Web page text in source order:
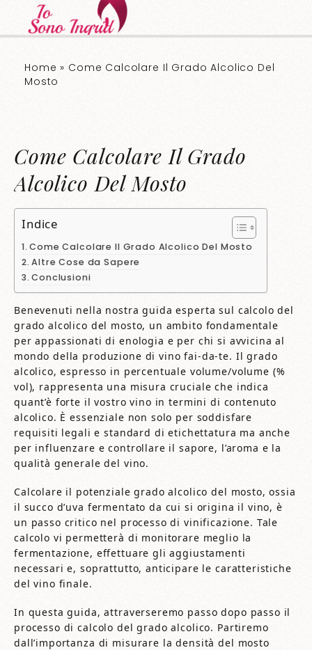
Home » Come Calcolare Il Grado Alcolico Del
Mosto
Come Calcolare Il Grado
Alcolico Del Mosto
Indice
Come Calcolare Il Grado Alcolico Del Mosto
Altre Cose da Sapere
Conclusioni
Benevenuti nella nostra guida esperta sul calcolo del
grado alcolico del mosto, un ambito fondamentale
per appassionati di enologia e per chi si avvicina al
mondo della produzione di vino fai-da-te. Il grado
alcolico, espresso in percentuale volume/volume (%
vol), rappresenta una misura cruciale che indica
quant’è forte il vostro vino in termini di contenuto
alcolico. È essenziale non solo per soddisfare
requisiti legali e standard di etichettatura ma anche
per influenzare e controllare il sapore, l’aroma e la
qualità generale del vino.
Calcolare il potenziale grado alcolico del mosto, ossia
il succo d’uva fermentato da cui si origina il vino, è
un passo critico nel processo di vinificazione. Tale
calcolo vi permetterà di monitorare meglio la
fermentazione, effettuare gli aggiustamenti
necessari e, soprattutto, anticipare le caratteristiche
del vino finale.
In questa guida, attraverseremo passo dopo passo il
processo di calcolo del grado alcolico. Partiremo
dall’importanza di misurare la densità del mosto